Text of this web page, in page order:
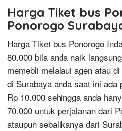
Harga Tiket bus
Ponorogo
Harga Tiket bus Ponorogo
80.000 bila anda naik
memebli melalaui agen atau
di Surabaya anda saat ini ada
Rp 10.000 sehingga anda
70.000 untuk perjalanan dari
ataupun sebalikanya dari